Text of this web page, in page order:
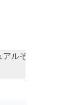
アルその他